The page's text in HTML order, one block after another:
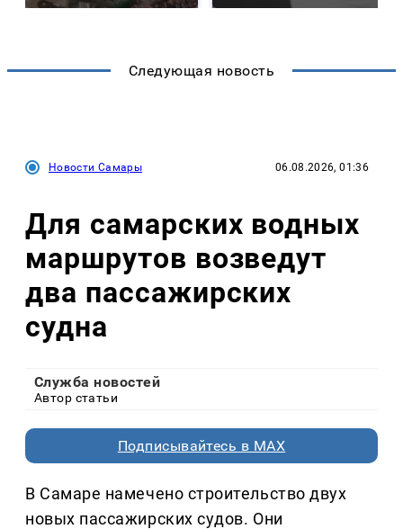
Следующая новость
Новости Самары 06.08.2026, 01:36
Для самарских водных
маршрутов возведут
два пассажирских
судна
Служба новостей
Автор статьи
Подписывайтесь в MAX
В Самаре намечено строительство двух
новых пассажирских судов. Они